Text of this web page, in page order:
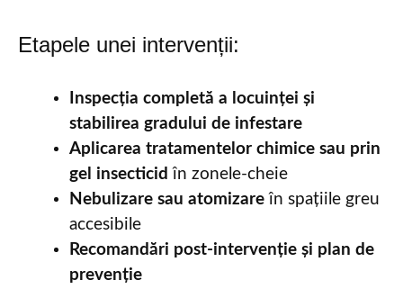
Etapele unei intervenții:
Inspecția completă a locuinței și
stabilirea gradului de infestare
Aplicarea tratamentelor chimice sau prin
gel insecticid în zonele-cheie
Nebulizare sau atomizare în spațiile greu
accesibile
Recomandări post-intervenție și plan de
prevenție